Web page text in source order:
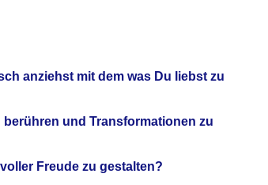
anziehst mit dem was Du liebst zu
berühren und Transformationen zu
voller Freude zu gestalten?